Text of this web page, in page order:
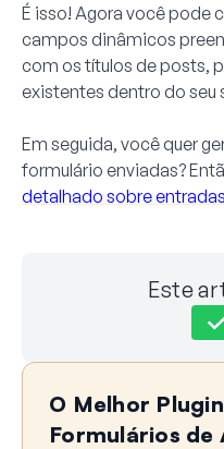
É isso! Agora você pode
campos dinâmicos
com os títulos de posts,
existentes dentro do seu
Em seguida, você quer
formulário enviadas?
detalhado sobre
Este
Ainda com dificuldades?
Última atualização em
O Melhor
Formulários